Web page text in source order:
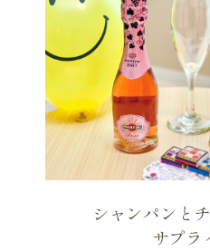
シャンパンと
サプラ